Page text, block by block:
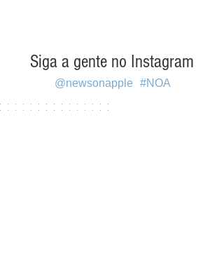
Siga a gente no Instagram
#NOA
@newsonapple